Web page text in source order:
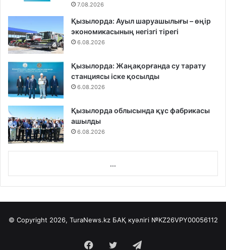
7.08.2026
Қызылорда: Ауыл шаруашылығы – өңір
экономикасының негізгі тірегі
6.08.2026
Қызылорда: Жаңақорғанда су тарату
станциясы іске қосылды
6.08.2026
Қызылорда облысында құс фабрикасы
ашылды
6.08.2026
...
© Copyright 2026, TuraNews.kz БАҚ куәлігі №KZ26VPY00056112
Facebook
Twitter